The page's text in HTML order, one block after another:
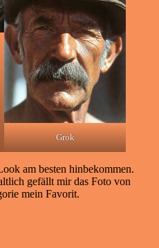
Grok
am besten hinbekommen.
gefällt mir das Foto von
mein Favorit.